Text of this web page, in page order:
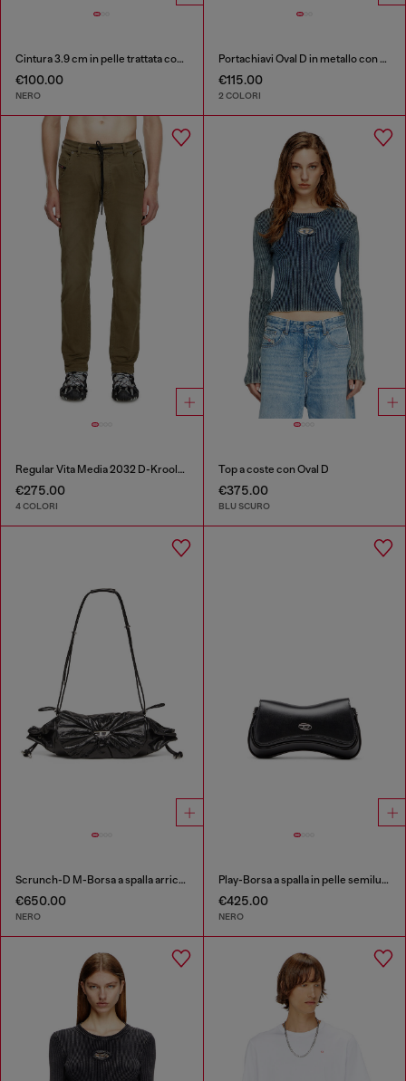
Cintura 3.9 cm in pelle trattata con logo diesel
€100.00
NERO
Portachiavi Oval D in metallo con cristalli
€115.00
2 COLORI
Regular Vita Media 2032 D-Krooley Joggjeans®
€275.00
4 COLORI
Top a coste con Oval D
€375.00
BLU SCURO
Scrunch-D M-Borsa a spalla arricciata in pelle lucida
€650.00
NERO
Play-Borsa a spalla in pelle semilucida
€425.00
NERO